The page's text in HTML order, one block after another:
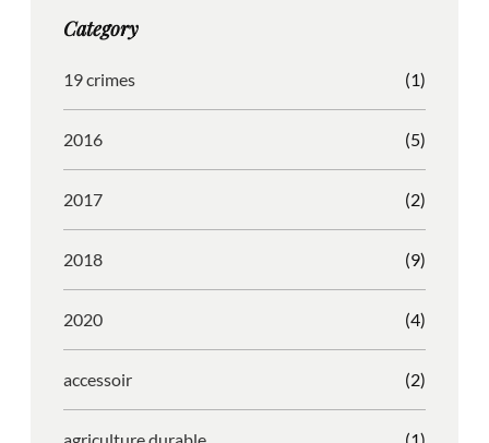
r
m
o
Category
19 crimes (1)
2016 (5)
2017 (2)
2018 (9)
2020 (4)
accessoir (2)